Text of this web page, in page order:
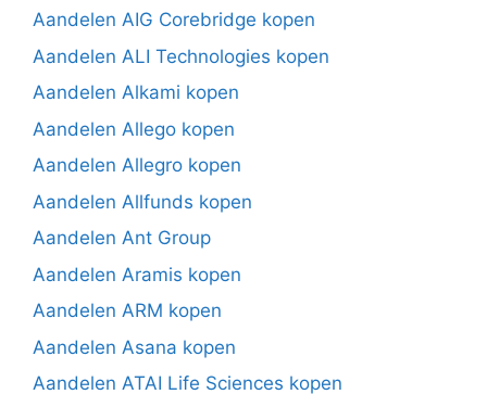
Aandelen AIG Corebridge kopen
Aandelen ALI Technologies kopen
Aandelen Alkami kopen
Aandelen Allego kopen
Aandelen Allegro kopen
Aandelen Allfunds kopen
Aandelen Ant Group
Aandelen Aramis kopen
Aandelen ARM kopen
Aandelen Asana kopen
Aandelen ATAI Life Sciences kopen